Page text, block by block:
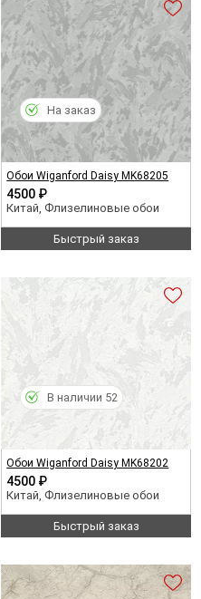
Обои Wiganford Daisy MK68205
4500 ₽
Китай, Флизелиновые обои
Быстрый заказ
На заказ
Обои Wiganford Daisy MK68202
4500 ₽
Китай, Флизелиновые обои
Быстрый заказ
В наличии 52